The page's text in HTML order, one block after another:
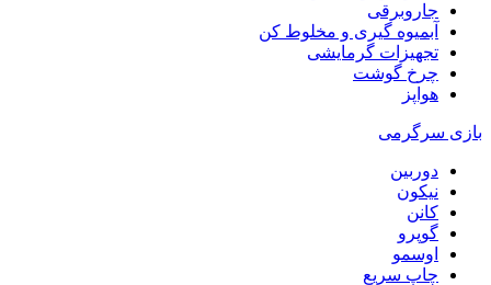
جاروبرقی
آبمیوه گیری و مخلوط کن
تجهیزات گرمایشی
چرخ گوشت
هواپز
بازی سرگرمی
دوربین
نیکون
کانن
گوپرو
اوسمو
چاپ سریع